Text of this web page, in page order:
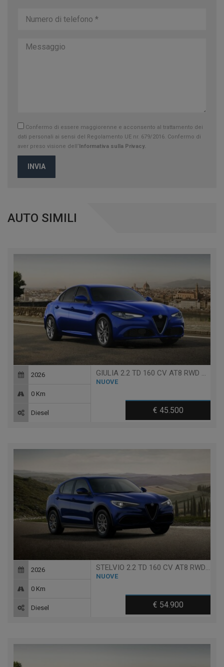
Confermo di essere maggiorenne e acconsento al trattamento dei
dati personali ai sensi del Regolamento UE nr. 679/2016. Confermo di
aver preso visione dell’ Informativa sulla Privacy.
INVIA
AUTO SIMILI
GIULIA 2.2 TD 160 CV AT8 RWD SPRINT
NUOVE
€ 45.500
2026
0 Km
Diesel
STELVIO 2.2 TD 160 CV AT8 RWD VELOCE
NUOVE
€ 54.900
2026
0 Km
Diesel